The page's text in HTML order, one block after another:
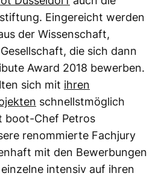
Eingereicht werden
der Wissenschaft,
die sich dann
Award 2018 bewerben.
sich mit ihren
schnellstmöglich
boot-Chef Petros
renommierte Fachjury
mit den Bewerbungen
intensiv auf ihren